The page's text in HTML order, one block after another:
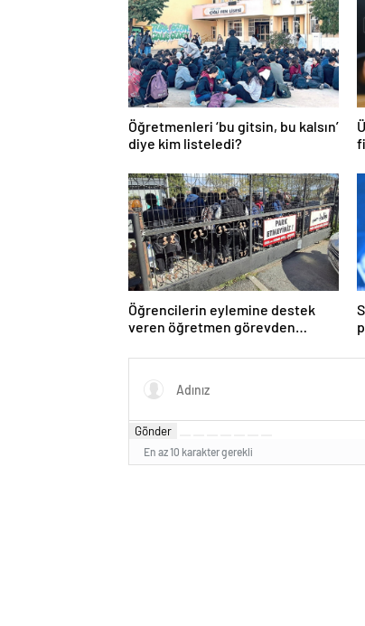
Öğretmenleri ‘bu gitsin, bu kalsın’
diye kim listeledi?
Öğrencilerin eylemine destek
veren öğretmen görevden
Gönder
En az 10 karakter gerekli